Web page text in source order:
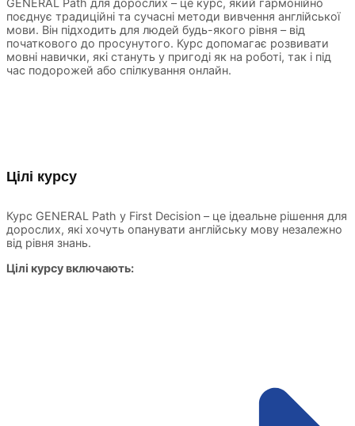
GENERAL Path для дорослих – це курс, який гармонійно
поєднує традиційні та сучасні методи вивчення англійської
мови. Він підходить для людей будь-якого рівня – від
початкового до просунутого. Курс допомагає розвивати
мовні навички, які стануть у пригоді як на роботі, так і під
час подорожей або спілкування онлайн.
Цілі курсу
Курс GENERAL Path у First Decision – це ідеальне рішення для
дорослих, які хочуть опанувати англійську мову незалежно
від рівня знань.
Цілі курсу включають: